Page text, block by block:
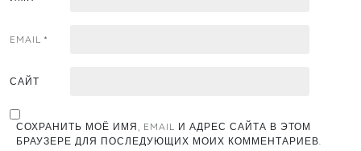
EMAIL *
САЙТ
СОХРАНИТЬ МОЁ ИМЯ, EMAIL И АДРЕС САЙТА В ЭТОМ
БРАУЗЕРЕ ДЛЯ ПОСЛЕДУЮЩИХ МОИХ КОММЕНТАРИЕВ.